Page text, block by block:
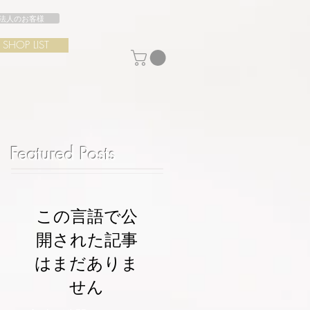
法人のお客様
SHOP LIST
Featured Posts
この言語で公
開された記事
はまだありま
せん